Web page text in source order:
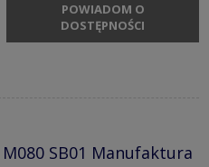
POWIADOM O
DOSTĘPNOŚCI
SB01 Manufaktura